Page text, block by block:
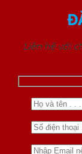
Liên hệ với